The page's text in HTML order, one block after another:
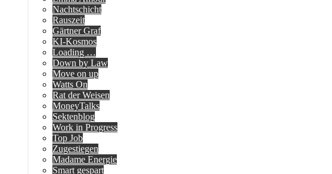
Nachtschicht
Rauszeit
Gärtner Graf
KI-Kosmos
Loading …
Down by Law
Move on up
Watts On
Rat der Weisen
MoneyTalks
Sektenblog
Work in Progress
Top Job
Zugestiegen
Madame Energie
Smart gespart